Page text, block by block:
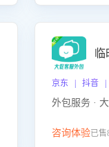
京东 | 抖音 |
外包服务 ·
咨询体验已售